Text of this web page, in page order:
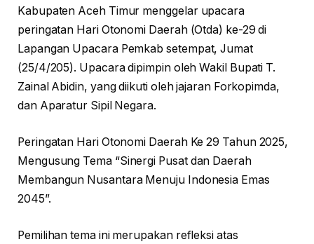
Kabupaten Aceh Timur menggelar upacara
peringatan Hari Otonomi Daerah (Otda) ke-29 di
Lapangan Upacara Pemkab setempat, Jumat
(25/4/205). Upacara dipimpin oleh Wakil Bupati T.
Zainal Abidin, yang diikuti oleh jajaran Forkopimda,
dan Aparatur Sipil Negara.
Peringatan Hari Otonomi Daerah Ke 29 Tahun 2025,
Mengusung Tema “Sinergi Pusat dan Daerah
Membangun Nusantara Menuju Indonesia Emas
2045”.
Pemilihan tema ini merupakan refleksi atas